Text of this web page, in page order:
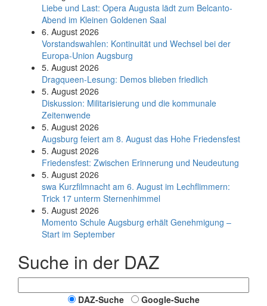
Liebe und Last: Opera Augusta lädt zum Belcanto-
Abend im Kleinen Goldenen Saal
6. August 2026
Vorstandswahlen: Kontinuität und Wechsel bei der
Europa-Union Augsburg
5. August 2026
Dragqueen-Lesung: Demos blieben friedlich
5. August 2026
Diskussion: Mi­li­ta­ri­sie­rung und die kommunale
Zeitenwende
5. August 2026
Augsburg feiert am 8. August das Hohe Friedensfest
5. August 2026
Friedensfest: Zwischen Erinnerung und Neudeutung
5. August 2026
swa Kurz­film­nacht am 6. August im Lech­flim­mern:
Trick 17 unterm Sternen­himmel
5. August 2026
Momento Schule Augsburg erhält Genehmigung –
Start im September
Suche in der DAZ
DAZ-Suche
Google-Suche